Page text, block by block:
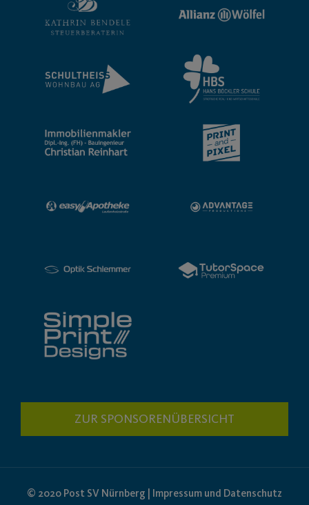
ZUR SPONSORENÜBERSICHT
© 2020 Post SV Nürnberg | Impressum und Datenschutz